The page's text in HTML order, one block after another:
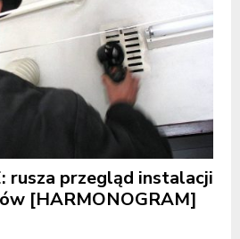
rusza przegląd instalacji
[HARMONOGRAM]